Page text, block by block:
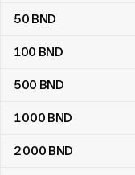
50 BND
100 BND
500 BND
1 000 BND
2 000 BND